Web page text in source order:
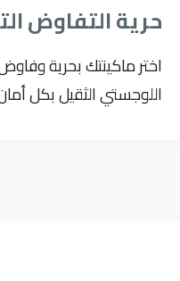
حرية التفاوض
اختر ماكينتك بحرية
اللوجستي الثقيل بكل